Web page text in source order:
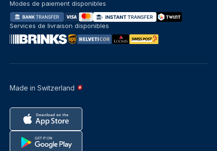
Made in Switzerland
Modes de paiement disponibles
Services de livraison disponibles